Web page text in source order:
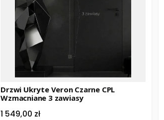
Drzwi Ukryte Veron Czarne CPL
Wzmacniane 3 zawiasy
Cena
1 549,00 zł